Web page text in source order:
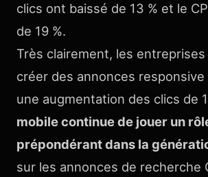
clics ont baissé de 13 % et le
de 19 %.
Très clairement, les
créer des annonces responsive
une augmentation des clics de
mobile continue de jouer un
prépondérant dans la
sur les annonces de recherche